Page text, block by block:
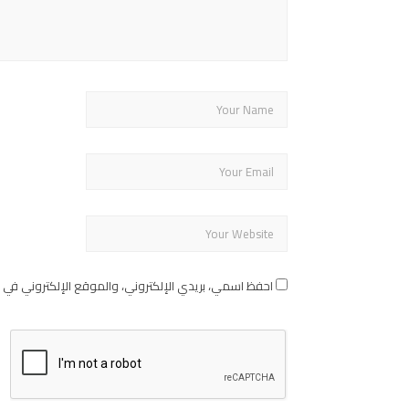
احفظ اسمي، بريدي الإلكتروني، والموقع الإلكتروني